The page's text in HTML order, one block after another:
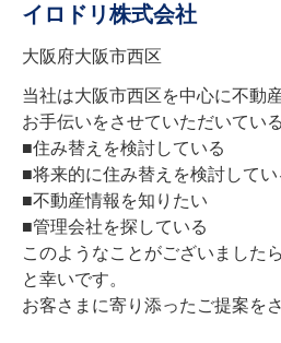
イロドリ株式会社
大阪府大阪市西区
当社は大阪市西区を中心に不動
お手伝いをさせていただいてい
■住み替えを検討している
■将来的に住み替えを検討してい
■不動産情報を知りたい
■管理会社を探している
このようなことがございました
と幸いです。
お客さまに寄り添ったご提案を